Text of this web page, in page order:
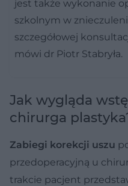
jest także wykonanie
szkolnym w
szczegółowej
mówi dr Piotr Stabryła.
Jak wygląda
chirurga
Zabiegi korekcji uszu
przedoperacyjną u
trakcie pacjent